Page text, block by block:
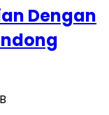
Dengan